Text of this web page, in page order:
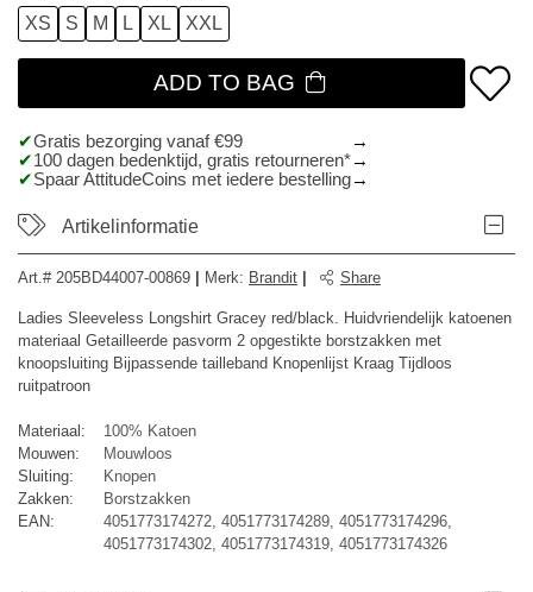
XS
S M L XL XXL
ADD TO BAG
Gratis bezorging vanaf €99
100 dagen bedenktijd, gratis retourneren*
Spaar AttitudeCoins met iedere bestelling
Artikelinformatie
Art.# 205BD44007-00869 Merk: Brandit Share
Ladies Sleeveless Longshirt Gracey red/black. Huidvriendelijk katoenen
materiaal Getailleerde pasvorm 2 opgestikte borstzakken met
knoopsluiting Bijpassende tailleband Knopenlijst Kraag Tijdloos
ruitpatroon
Materiaal:
100% Katoen
Mouwen:
Mouwloos
Sluiting:
Knopen
Zakken:
Borstzakken
EAN:
4051773174272, 4051773174289, 4051773174296,
4051773174302, 4051773174319, 4051773174326